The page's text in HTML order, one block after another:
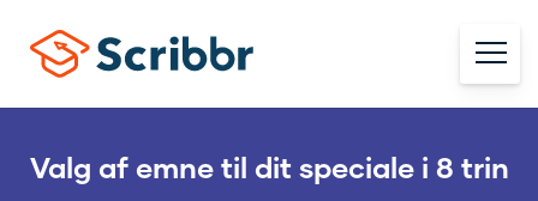
Valg af emne til dit speciale i 8 trin